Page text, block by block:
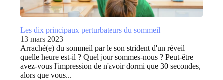
Les dix principaux perturbateurs du sommeil
13 mars 2023
Arraché(e) du sommeil par le son strident d'un réveil —
quelle heure est-il ? Quel jour sommes-nous ? Peut-être
avez-vous l'impression de n'avoir dormi que 30 secondes,
alors que vous...